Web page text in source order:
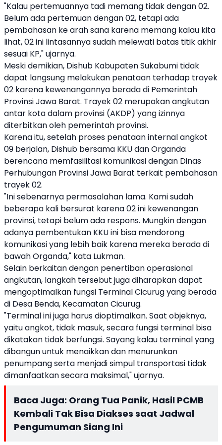
"Kalau pertemuannya tadi memang tidak dengan 02.
Belum ada pertemuan dengan 02, tetapi ada
pembahasan ke arah sana karena memang kalau kita
lihat, 02 ini lintasannya sudah melewati batas titik akhir
sesuai KP," ujarnya.
Meski demikian, Dishub Kabupaten Sukabumi tidak
dapat langsung melakukan penataan terhadap trayek
02 karena kewenangannya berada di Pemerintah
Provinsi Jawa Barat. Trayek 02 merupakan angkutan
antar kota dalam provinsi (AKDP) yang izinnya
diterbitkan oleh pemerintah provinsi.
Karena itu, setelah proses penataan internal angkot
09 berjalan, Dishub bersama KKU dan Organda
berencana memfasilitasi komunikasi dengan Dinas
Perhubungan Provinsi Jawa Barat terkait pembahasan
trayek 02.
"Ini sebenarnya permasalahan lama. Kami sudah
beberapa kali bersurat karena 02 ini kewenangan
provinsi, tetapi belum ada respons. Mungkin dengan
adanya pembentukan KKU ini bisa mendorong
komunikasi yang lebih baik karena mereka berada di
bawah Organda," kata Lukman.
Selain berkaitan dengan penertiban operasional
angkutan, langkah tersebut juga diharapkan dapat
mengoptimalkan fungsi Terminal Cicurug yang berada
di Desa Benda, Kecamatan Cicurug.
"Terminal ini juga harus dioptimalkan. Saat objeknya,
yaitu angkot, tidak masuk, secara fungsi terminal bisa
dikatakan tidak berfungsi. Sayang kalau terminal yang
dibangun untuk menaikkan dan menurunkan
penumpang serta menjadi simpul transportasi tidak
dimanfaatkan secara maksimal," ujarnya.
Baca Juga: Orang Tua Panik, Hasil PCMB
Kembali Tak Bisa Diakses saat Jadwal
Pengumuman Siang Ini